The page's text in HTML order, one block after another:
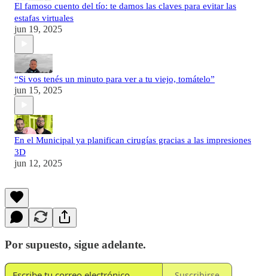
El famoso cuento del tío: te damos las claves para evitar las
estafas virtuales
jun 19, 2025
“Si vos tenés un minuto para ver a tu viejo, tomátelo”
jun 15, 2025
En el Municipal ya planifican cirugías gracias a las impresiones
3D
jun 12, 2025
Por supuesto, sigue adelante.